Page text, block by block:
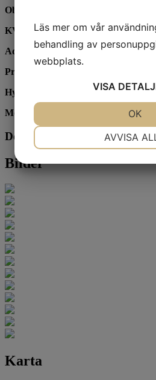
Objektstyp:
KVM:
55
Adress:Lagerbringsgatan 11
Prisidé:
Hyra:
Moms:
Dokument
Bilder
Karta
Läs mer om vår
behandling av
webbplats.
VISA
AVVISA
OK